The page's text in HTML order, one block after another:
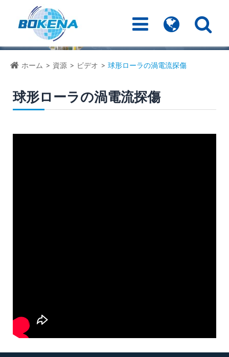
ホーム 資源 ビデオ 球形ローラの渦電流探傷
球形ローラの渦電流探傷